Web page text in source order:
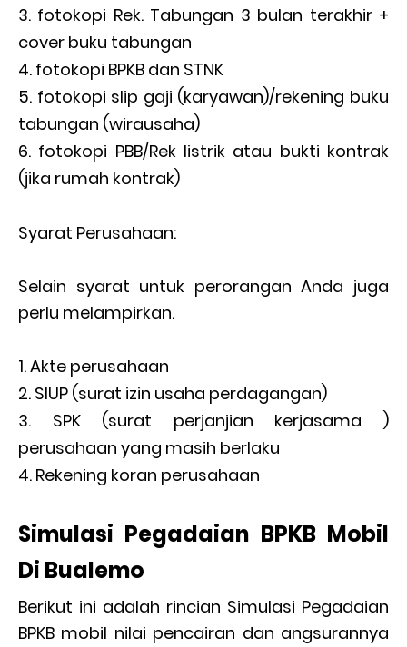
fotokopi Rek. Tabungan 3 bulan terakhir +
cover buku tabungan
fotokopi BPKB dan STNK
fotokopi slip gaji (karyawan)/rekening buku
tabungan (wirausaha)
fotokopi PBB/Rek listrik atau bukti kontrak
(jika rumah kontrak)
Syarat Perusahaan:
Selain syarat untuk perorangan Anda juga
perlu melampirkan.
Akte perusahaan
SIUP (surat izin usaha perdagangan)
SPK (surat perjanjian kerjasama )
perusahaan yang masih berlaku
Rekening koran perusahaan
Simulasi Pegadaian BPKB Mobil
Di Bualemo
Berikut ini adalah rincian Simulasi Pegadaian
BPKB mobil nilai pencairan dan angsurannya